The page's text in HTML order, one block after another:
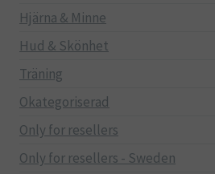
Hjärna & Minne
Hud & Skönhet
Träning
Okategoriserad
Only for resellers
Only for resellers - Sweden